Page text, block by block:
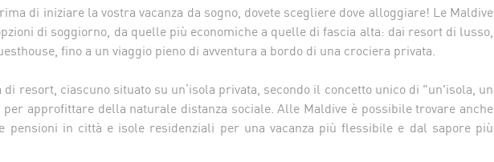
di iniziare la vostra vacanza da sogno, dovete scegliere dove alloggiare! Le Maldive
di soggiorno, da quelle più economiche a quelle di fascia alta: dai resort di lusso,
fino a un viaggio pieno di avventura a bordo di una crociera privata.
di resort, ciascuno situato su un’isola privata, secondo il concetto unico di "un'isola, un
approfittare della naturale distanza sociale. Alle Maldive è possibile trovare anche
pensioni in città e isole residenziali per una vacanza più flessibile e dal sapore più